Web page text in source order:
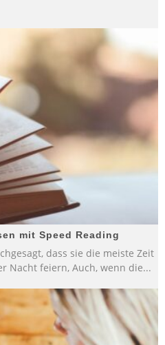
mit Speed Reading
dass sie die meiste Zeit
Nacht feiern, Auch, wenn die...